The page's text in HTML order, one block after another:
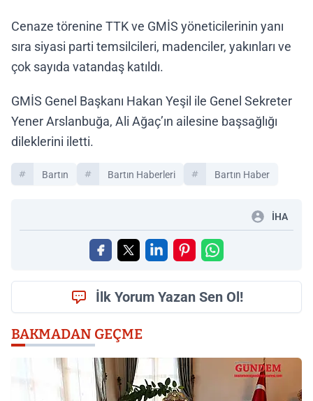
Cenaze törenine TTK ve GMİS yöneticilerinin yanı
sıra siyasi parti temsilcileri, madenciler, yakınları ve
çok sayıda vatandaş katıldı.
GMİS Genel Başkanı Hakan Yeşil ile Genel Sekreter
Yener Arslanbuğa, Ali Ağaç’ın ailesine başsağlığı
dileklerini iletti.
Bartın Bartın Haberleri Bartın Haber
İHA
İlk Yorum Yazan Sen Ol!
BAKMADAN GEÇME